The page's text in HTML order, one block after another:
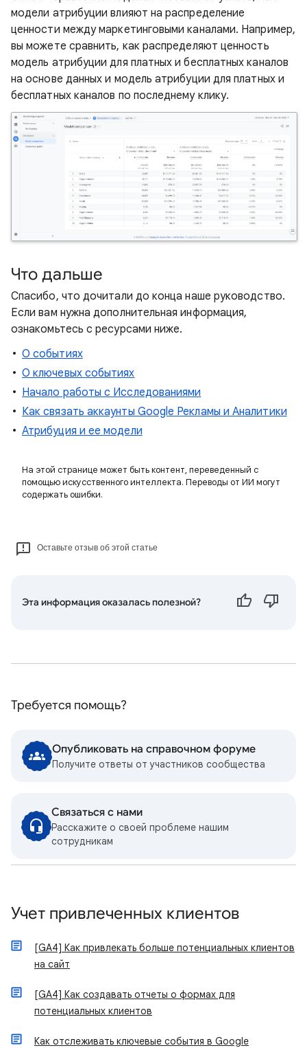
модели атрибуции влияют на распределение
ценности между маркетинговыми каналами. Например,
вы можете сравнить, как распределяют ценность
модель атрибуции для платных и бесплатных каналов
на основе данных и модель атрибуции для платных и
бесплатных каналов по последнему клику.
Что дальше
Спасибо, что дочитали до конца наше руководство.
Если вам нужна дополнительная информация,
ознакомьтесь с ресурсами ниже.
О событиях
О ключевых событиях
Начало работы с Исследованиями
Как связать аккаунты Google Рекламы и Аналитики
Атрибуция и ее модели
На этой странице может быть контент, переведенный с
помощью искусственного интеллекта. Переводы от ИИ могут
содержать ошибки.
Оставьте отзыв об этой статье
Эта информация оказалась полезной?
Требуется помощь?
Опубликовать на справочном форуме
Получите ответы от участников сообщества
Связаться с нами
Расскажите о своей проблеме нашим
сотрудникам
Учет привлеченных клиентов
[GA4] Как привлекать больше потенциальных клиентов
на сайт
[GA4] Как создавать отчеты о формах для
потенциальных клиентов
Как отслеживать ключевые события в Google